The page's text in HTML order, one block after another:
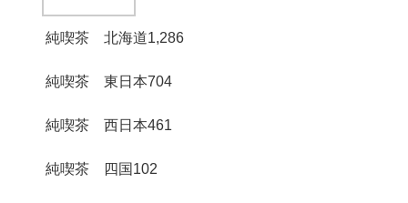
純喫茶 北海道1,286
純喫茶 東日本704
純喫茶 西日本461
純喫茶 四国 102